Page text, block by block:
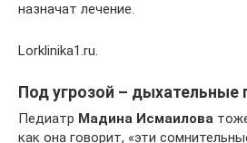
назначат лечение.
Lorklinika1.ru.
Под угрозой – дыхательные
Педиатр Мадина Исмаилова
как она говорит, «эти